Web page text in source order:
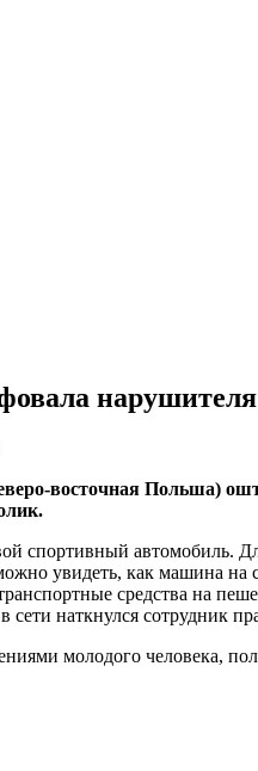
восточная Польша)
спортивный автомобиль.
увидеть, как машина на
средства на
наткнулся сотрудник
молодого человека,